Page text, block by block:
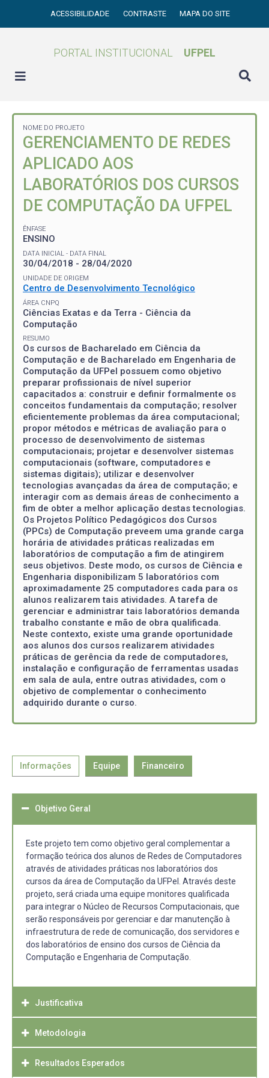
ACESSIBILIDADE CONTRASTE MAPA DO SITE
PORTAL INSTITUCIONAL UFPEL
NOME DO PROJETO
GERENCIAMENTO DE REDES
APLICADO AOS
LABORATÓRIOS DOS CURSOS
DE COMPUTAÇÃO DA UFPEL
ÊNFASE
ENSINO
DATA INICIAL - DATA FINAL
30/04/2018 - 28/04/2020
UNIDADE DE ORIGEM
Centro de Desenvolvimento Tecnológico
ÁREA CNPQ
Ciências Exatas e da Terra - Ciência da
Computação
RESUMO
Os cursos de Bacharelado em Ciência da
Computação e de Bacharelado em Engenharia de
Computação da UFPel possuem como objetivo
preparar profissionais de nível superior
capacitados a: construir e definir formalmente os
conceitos fundamentais da computação; resolver
eficientemente problemas da área computacional;
propor métodos e métricas de avaliação para o
processo de desenvolvimento de sistemas
computacionais; projetar e desenvolver sistemas
computacionais (software, computadores e
sistemas digitais); utilizar e desenvolver
tecnologias avançadas da área de computação; e
interagir com as demais áreas de conhecimento a
fim de obter a melhor aplicação destas tecnologias.
Os Projetos Político Pedagógicos dos Cursos
(PPCs) de Computação preveem uma grande carga
horária de atividades práticas realizadas em
laboratórios de computação a fim de atingirem
seus objetivos. Deste modo, os cursos de Ciência e
Engenharia disponibilizam 5 laboratórios com
aproximadamente 25 computadores cada para os
alunos realizarem tais atividades. A tarefa de
gerenciar e administrar tais laboratórios demanda
trabalho constante e mão de obra qualificada.
Neste contexto, existe uma grande oportunidade
aos alunos dos cursos realizarem atividades
práticas de gerência da rede de computadores,
instalação e configuração de ferramentas usadas
em sala de aula, entre outras atividades, com o
objetivo de complementar o conhecimento
adquirido durante o curso.
Informações Equipe Financeiro
Objetivo Geral
Este projeto tem como objetivo geral complementar a
formação teórica dos alunos de Redes de Computadores
através de atividades práticas nos laboratórios dos
cursos da área de Computação da UFPel. Através deste
projeto, será criada uma equipe monitores qualificada
para integrar o Núcleo de Recursos Computacionais, que
serão responsáveis por gerenciar e dar manutenção à
infraestrutura de rede de comunicação, dos servidores e
dos laboratórios de ensino dos cursos de Ciência da
Computação e Engenharia de Computação.
Justificativa
Atualmente, a oferta de cursos de ensino superior exige
uma infraestrutura computacional a fim de disponibilizar
serviços online, laboratórios de ensino e pesquisa
Metodologia
De modo a seguir e executar o Projeto Político e
Resultados Esperados